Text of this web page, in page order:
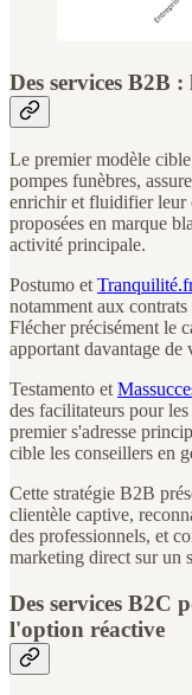
Des services B2B
Le premier modèle
pompes funèbres,
enrichir et fluidifier leur
proposées en marque
activité principale.
Postumo et
notamment aux
Flécher précisément le
apportant davantage
Testamento et
des facilitateurs pour
premier s'adresse
cible les conseillers en
Cette stratégie B2B
clientèle captive,
des professionnels, et
marketing direct sur un
Des services B2C
l'option réactive